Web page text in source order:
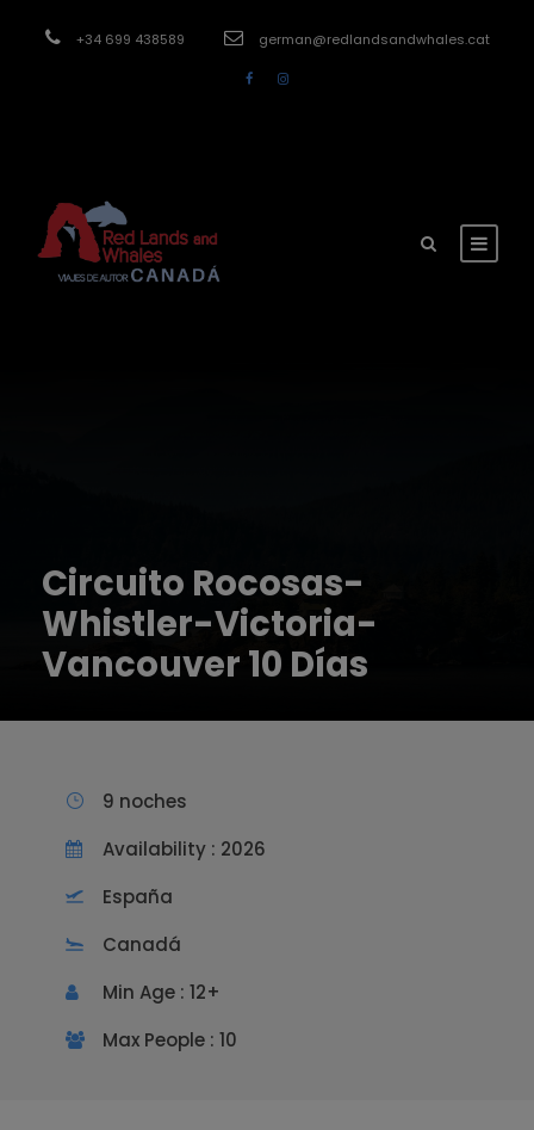
+34 699 438589 german@redlandsandwhales.cat
Circuito Rocosas-
Whistler-Victoria-
Vancouver 10 Días
9 noches
Availability : 2026
España
Canadá
Min Age : 12+
Max People : 10